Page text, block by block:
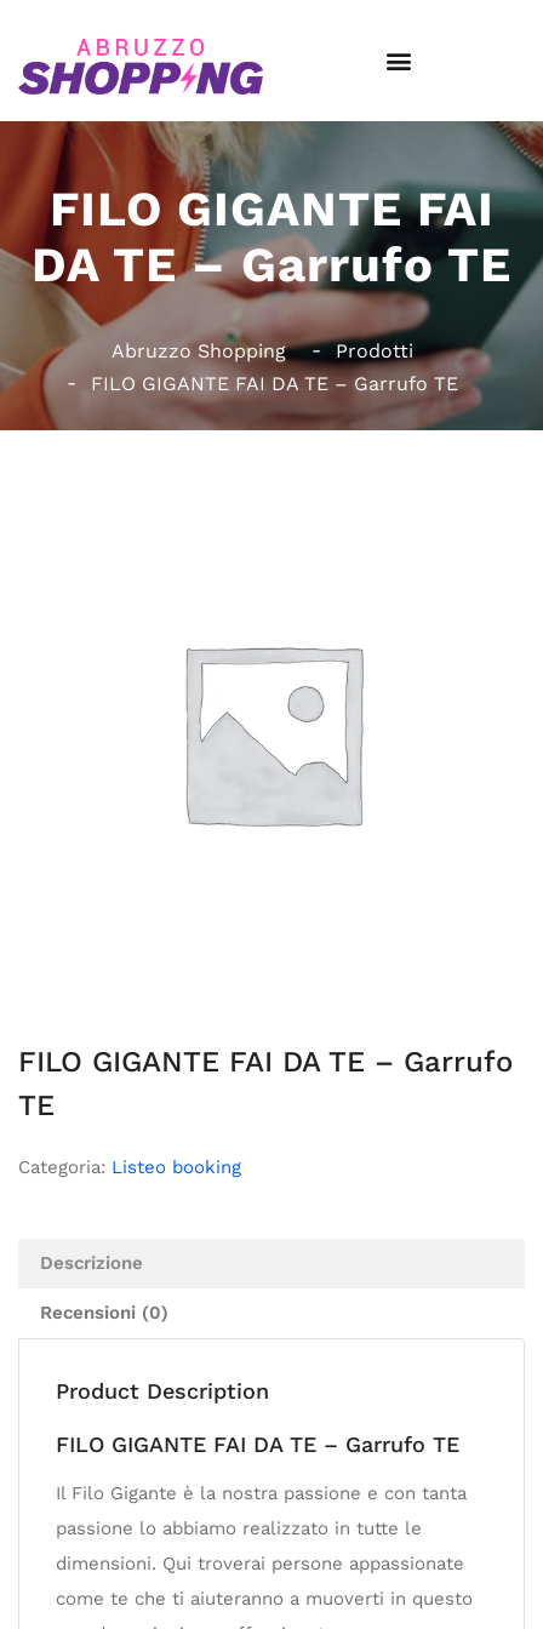
FILO GIGANTE FAI
DA TE – Garrufo TE
Abruzzo Shopping
Prodotti
FILO GIGANTE FAI DA TE – Garrufo TE
FILO GIGANTE FAI DA TE – Garrufo
TE
Categoria: Listeo booking
Descrizione
Recensioni (0)
Product Description
FILO GIGANTE FAI DA TE – Garrufo TE
Il Filo Gigante è la nostra passione e con tanta
passione lo abbiamo realizzato in tutte le
dimensioni. Qui troverai persone appassionate
come te che ti aiuteranno a muoverti in questo